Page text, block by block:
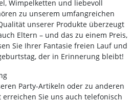
Wimpelketten und liebevoll
zu unserem umfangreichen
unserer Produkte überzeugt
Eltern – und das zu einem Preis,
Sie Ihrer Fantasie freien Lauf und
der in Erinnerung bleibt!
Party-Artikeln oder zu anderen
Sie uns auch telefonisch